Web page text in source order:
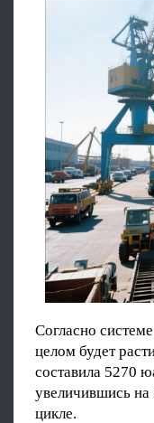
Согласно
целом будет
составила 5270
увеличившись на
цикле.